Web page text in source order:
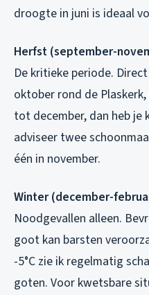
droogte in juni is ideaal
Herfst (september-
De kritieke periode.
oktober rond de
tot december, dan heb je
adviseer twee
één in november.
Winter (december-
Noodgevallen alleen.
goot kan barsten
-5°C zie ik regelmatig
goten. Voor kwetsbare